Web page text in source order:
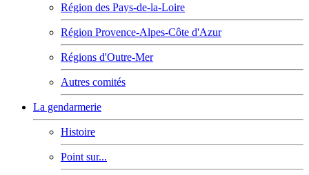
Région des Pays-de-la-Loire
Région Provence-Alpes-Côte d'Azur
Régions d'Outre-Mer
Autres comités
La gendarmerie
Histoire
Point sur...